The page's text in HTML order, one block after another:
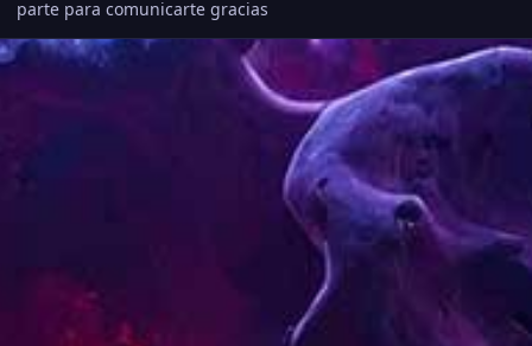
parte para comunicarte gracias